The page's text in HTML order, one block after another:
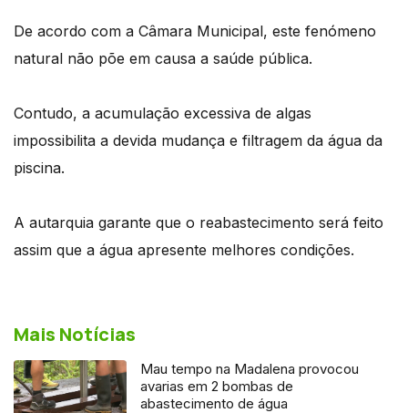
De acordo com a Câmara Municipal, este fenómeno
natural não põe em causa a saúde pública.
Contudo, a acumulação excessiva de algas
impossibilita a devida mudança e filtragem da água da
piscina.
A autarquia garante que o reabastecimento será feito
assim que a água apresente melhores condições.
Mais Notícias
Mau tempo na Madalena provocou
avarias em 2 bombas de
abastecimento de água